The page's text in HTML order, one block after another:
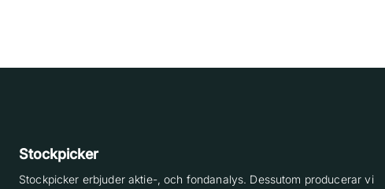
Stockpicker
Stockpicker erbjuder aktie-, och fondanalys. Dessutom producerar vi